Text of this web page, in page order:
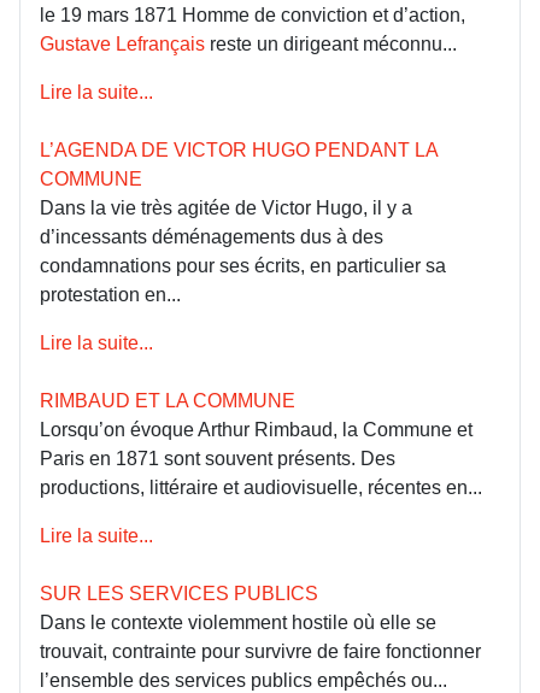
le 19 mars 1871 Homme de conviction et d’action,
Gustave Lefrançais reste un dirigeant méconnu...
Lire la suite...
L’AGENDA DE VICTOR HUGO PENDANT LA
COMMUNE
Dans la vie très agitée de Victor Hugo, il y a
d’incessants déménagements dus à des
condamnations pour ses écrits, en particulier sa
protestation en...
Lire la suite...
RIMBAUD ET LA COMMUNE
Lorsqu’on évoque Arthur Rimbaud, la Commune et
Paris en 1871 sont souvent présents. Des
productions, littéraire et audiovisuelle, récentes en...
Lire la suite...
SUR LES SERVICES PUBLICS
Dans le contexte violemment hostile où elle se
trouvait, contrainte pour survivre de faire fonctionner
l’ensemble des services publics empêchés ou...